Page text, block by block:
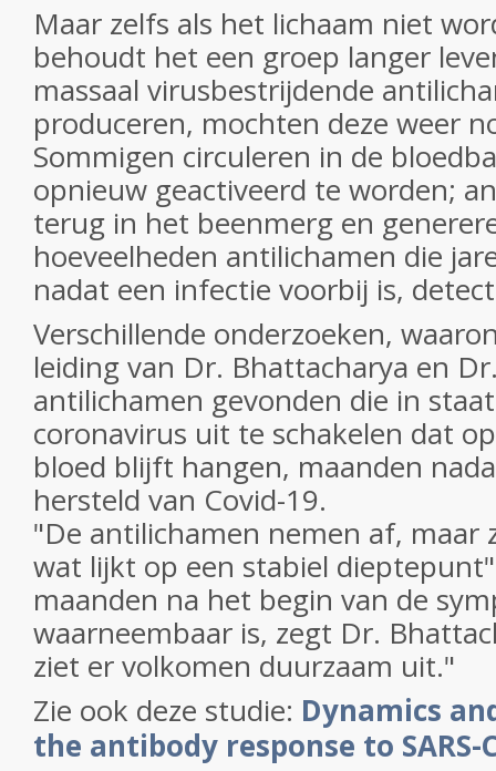
Maar zelfs als het lichaam niet
behoudt het een groep langer
massaal virusbestrijdende
produceren, mochten deze weer
Sommigen circuleren in de
opnieuw geactiveerd te worden;
terug in het beenmerg en
hoeveelheden antilichamen die
nadat een infectie voorbij is,
Verschillende onderzoeken,
leiding van Dr. Bhattacharya en
antilichamen gevonden die in
coronavirus uit te schakelen dat
bloed blijft hangen, maanden
hersteld van Covid-19.
"De antilichamen nemen af, maar
wat lijkt op een stabiel
maanden na het begin van de
waarneembaar is, zegt Dr.
ziet er volkomen duurzaam uit."
Zie ook deze studie: Dynamics
the antibody response to